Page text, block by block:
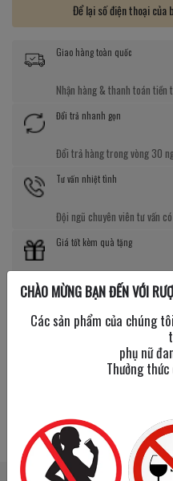
Để lại số điện thoại của
Giao hàng toàn quốc
Nhận hàng & thanh toán
Đổi trả nhanh gọn
Đổi trả hàng trong vòng 30
Tư vấn nhiệt tình
Đội ngũ chuyên viên tư vấn
Giá tốt kèm quà tặng
Nhiều chương trình giảm giá,
SẢN PHẨM LIÊN QUAN
CHÀO MỪNG BẠN ĐẾN VỚI
Các sản phẩm của chúng
phụ nữ
Thưởng